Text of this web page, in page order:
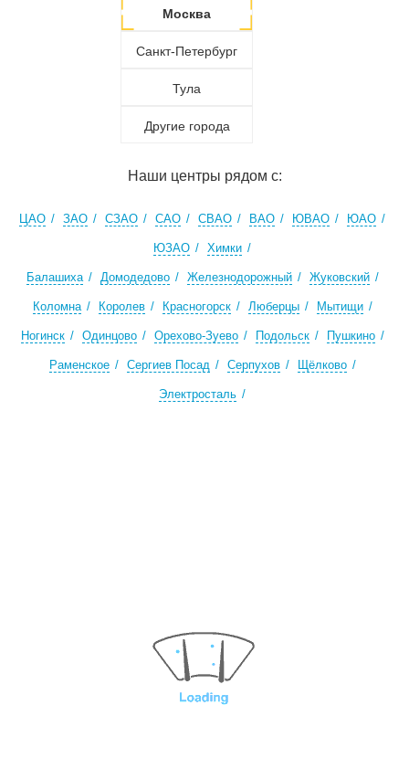
Москва
Санкт-Петербург
Тула
Другие города
Наши центры рядом с:
ЦАО ЗАО СЗАО САО СВАО ВАО ЮВАО ЮАО
ЮЗАО Химки
Балашиха Домодедово Железнодорожный Жуковский
Коломна Королев Красногорск Люберцы Мытищи
Ногинск Одинцово Орехово-Зуево Подольск Пушкино
Раменское Сергиев Посад Серпухов Щёлково
Электросталь